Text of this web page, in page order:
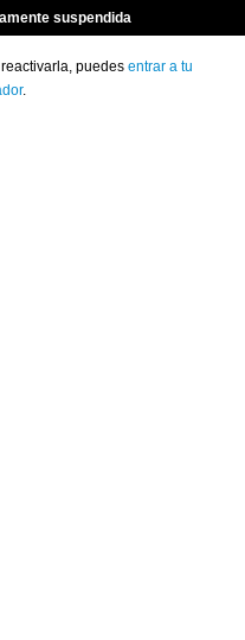
suspendida
puedes entrar a tu
.